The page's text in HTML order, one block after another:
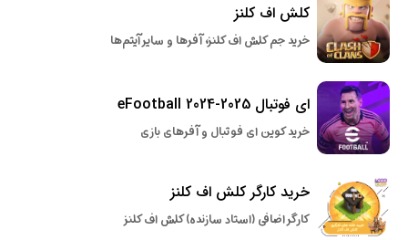
کلش اف کلنز
خرید جم کلش اف کلنز، آفرها و سایر آیتم‌ها
ای فوتبال eFootball 2024-2025
خرید کوین ای فوتبال و آفرهای بازی
خرید کارگر کلش اف کلنز
کارگر اضافی (استاد سازنده) کلش اف کلنز